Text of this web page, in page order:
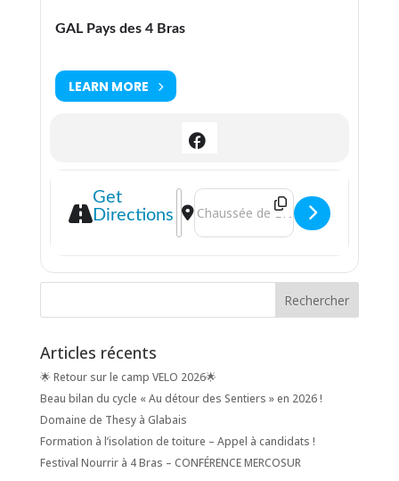
GAL Pays des 4 Bras
LEARN MORE
Get
Directions
Address - REPORTÉ - Atelier Jardins
Destination Address - REPORTÉ -
Articles récents
🌟 Retour sur le camp VELO 2026🌟
Beau bilan du cycle « Au détour des Sentiers » en 2026 !
Domaine de Thesy à Glabais
Formation à l’isolation de toiture – Appel à candidats !
Festival Nourrir à 4 Bras – CONFÉRENCE MERCOSUR